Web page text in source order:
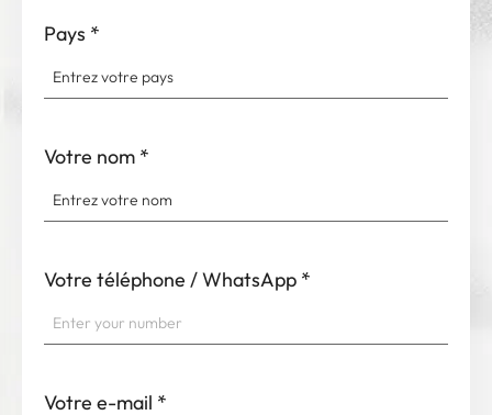
Pays *
Votre nom *
Votre téléphone / WhatsApp *
Votre e-mail *